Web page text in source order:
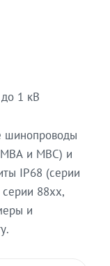
1 кВ
шинопроводы
МВА и МВС) и
IP68 (серии
88xx,
и